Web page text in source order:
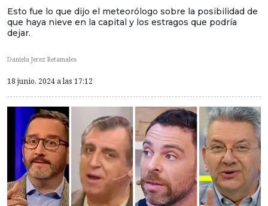
Esto fue lo que dijo el meteorólogo sobre la posibilidad de
que haya nieve en la capital y los estragos que podría
dejar.
Daniela Jerez Retamales
18 junio, 2024 a las 17:12